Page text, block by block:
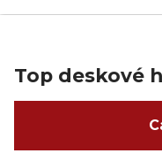
Top deskové